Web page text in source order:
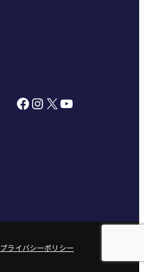
Facebook InstagramX YouTube
プライバシーポリシー